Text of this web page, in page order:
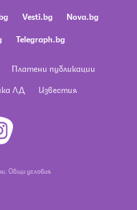
Vesti.bg
Nova.bg
Telegraph.bg
Платени публикации
ЛД Известия
Общи условия